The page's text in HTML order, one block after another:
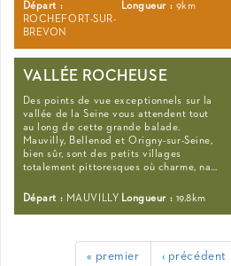
Départ :
ROCHEFORT-SUR-
BREVON
Longueur : 9km
VALLÉE ROCHEUSE
Des points de vue exceptionnels sur la
vallée de la Seine vous attendent tout
au long de cette grande balade.
Mauvilly, Bellenod et Origny-sur-Seine,
bien sûr, sont des petits villages
totalement pittoresques où charme, na…
Départ : MAUVILLY Longueur : 19.8km
« premier ‹ précédent